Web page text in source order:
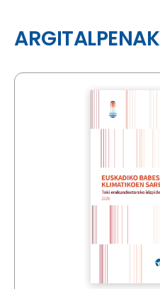
ARGITALPENAK